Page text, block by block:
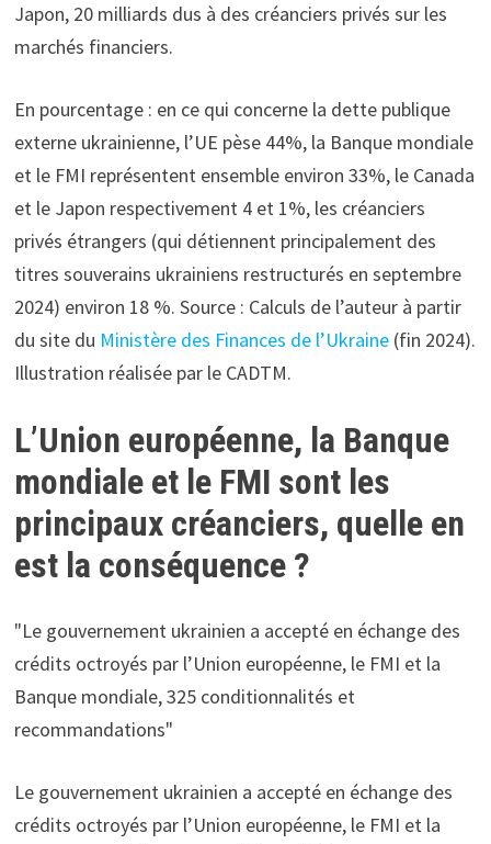
Japon, 20 milliards dus à des créanciers privés sur les
marchés financiers.
En pourcentage : en ce qui concerne la dette publique
externe ukrainienne, l’UE pèse 44%, la Banque mondiale
et le FMI représentent ensemble environ 33%, le Canada
et le Japon respectivement 4 et 1%, les créanciers
privés étrangers (qui détiennent principalement des
titres souverains ukrainiens restructurés en septembre
2024) environ 18 %. Source : Calculs de l’auteur à partir
du site du Ministère des Finances de l’Ukraine(fin 2024).
Illustration réalisée par le CADTM.
L’Union européenne, la Banque
mondiale et le FMI sont les
principaux créanciers, quelle en
est la conséquence ?
Le gouvernement ukrainien a accepté en échange des
crédits octroyés par l’Union européenne, le FMI et la
Banque mondiale, 325 conditionnalités et
recommandations
Le gouvernement ukrainien a accepté en échange des
crédits octroyés par l’Union européenne, le FMI et la